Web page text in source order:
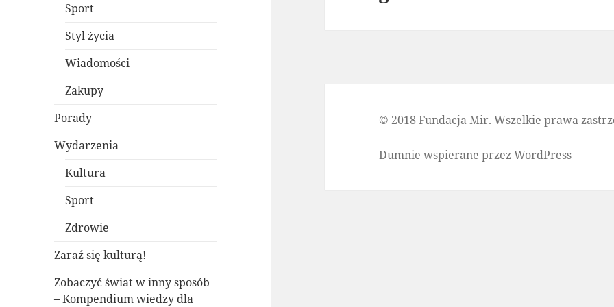
Sport
Styl życia
Wiadomości
Zakupy
Porady
Wydarzenia
Kultura
Sport
Zdrowie
Zaraź się kulturą!
Zobaczyć świat w inny sposób
– Kompendium wiedzy dla
© 2018 Fundacja Mir. Wszelkie prawa
Dumnie wspierane przez WordPress